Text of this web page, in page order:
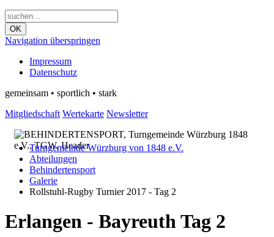
OK
Navigation überspringen
Impressum
Datenschutz
gemeinsam • sportlich • stark
Mitgliedschaft Wertekarte Newsletter
Turngemeinde Würzburg von 1848 e.V.
Abteilungen
Behindertensport
Galerie
Rollstuhl-Rugby Turnier 2017 - Tag 2
Erlangen - Bayreuth Tag 2